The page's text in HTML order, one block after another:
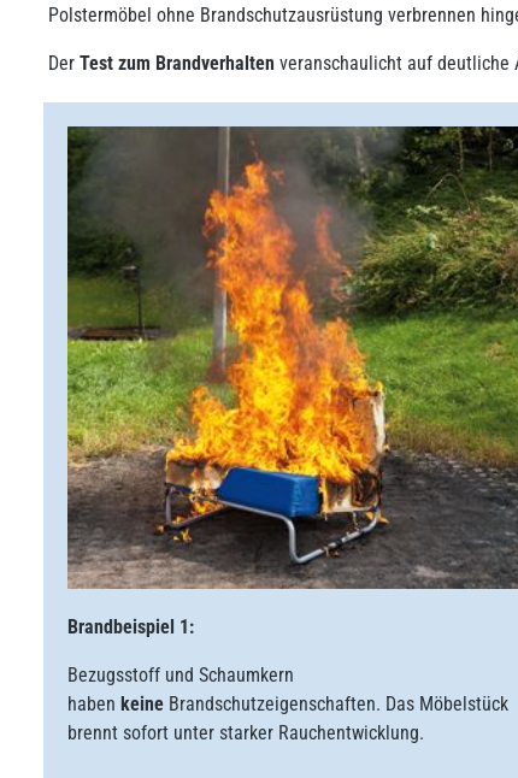
Polstermöbel ohne Brandschutzausrüstung verbrennen
Der Test zum Brandverhalten veranschaulicht auf deutliche
Brandbeispiel 1:
Bezugsstoff und Schaumkern
haben keine Brandschutzeigenschaften. Das Möbelstück
brennt sofort unter starker Rauchentwicklung.